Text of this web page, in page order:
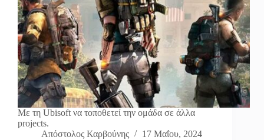
Με τη Ubisoft να τοποθετεί την ομάδα σε άλλα
projects.
Απόστολος Καρβούνης
17 Μαΐου, 2024